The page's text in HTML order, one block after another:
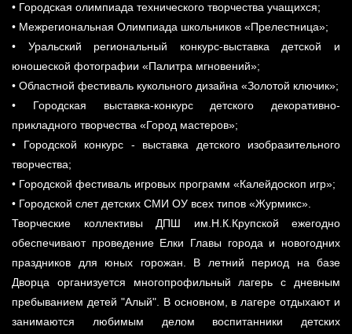
• Городская олимпиада технического творчества учащихся;
• Межрегиональная Олимпиада школьников «Прелестница»;
• Уральский региональный конкурс-выставка детской и
юношеской фотографии «Палитра мгновений»;
• Областной фестиваль кукольного дизайна «Золотой ключик»;
• Городская выставка-конкурс детского декоративно-
прикладного творчества «Город мастеров»;
• Городской конкурс - выставка детского изобразительного
творчества;
• Городской фестиваль игровых программ «Калейдоскоп игр»;
• Городской слет детских СМИ ОУ всех типов «Журмикс».
Творческие коллективы ДПШ им.Н.К.Крупской ежегодно
обеспечивают проведение Елки Главы города и новогодних
праздников для юных горожан. В летний период на базе
Дворца организуется многопрофильный лагерь с дневным
пребыванием детей "Алый". В основном, в лагере отдыхают и
занимаются любимым делом воспитанники детских